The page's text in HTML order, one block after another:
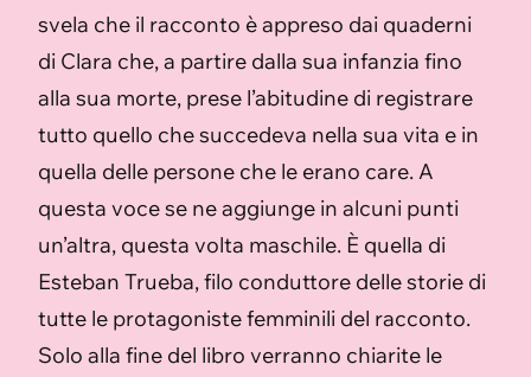
svela che il racconto è appreso dai quaderni
di Clara che, a partire dalla sua infanzia fino
alla sua morte, prese l’abitudine di registrare
tutto quello che succedeva nella sua vita e in
quella delle persone che le erano care. A
questa voce se ne aggiunge in alcuni punti
un’altra, questa volta maschile. È quella di
Esteban Trueba, filo conduttore delle storie di
tutte le protagoniste femminili del racconto.
Solo alla fine del libro verranno chiarite le